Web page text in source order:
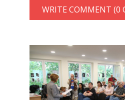
WRITE COMMENT (0